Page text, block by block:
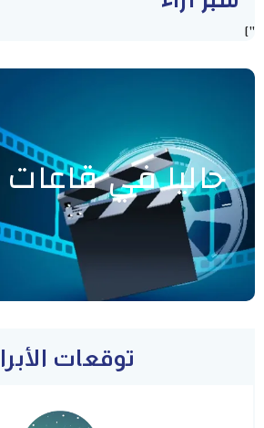
"]
حاليا في قاعات
توقعات